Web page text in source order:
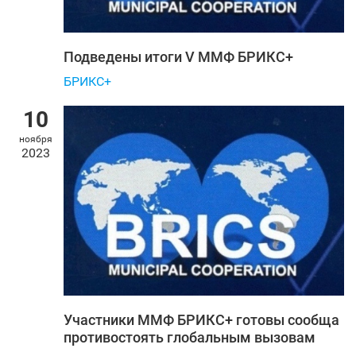
Подведены итоги V ММФ БРИКС+
БРИКС+
10
ноября
2023
Участники ММФ БРИКС+ готовы сообща
противостоять глобальным вызовам